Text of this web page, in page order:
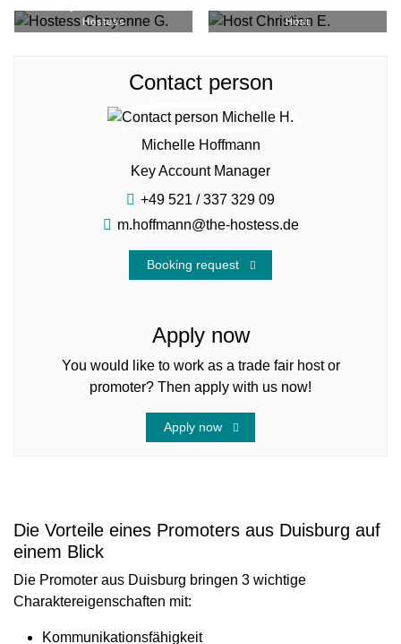
Hostess Host
Contact person
Michelle Hoffmann
Key Account Manager
+49 521 / 337 329 09
m.hoffmann@the-hostess.de
Booking request
Apply now
You would like to work as a trade fair host or
promoter? Then apply with us now!
Apply now
Die Vorteile eines Promoters aus Duisburg auf
einem Blick
Die Promoter aus Duisburg bringen 3 wichtige
Charaktereigenschaften mit:
Kommunikationsfähigkeit